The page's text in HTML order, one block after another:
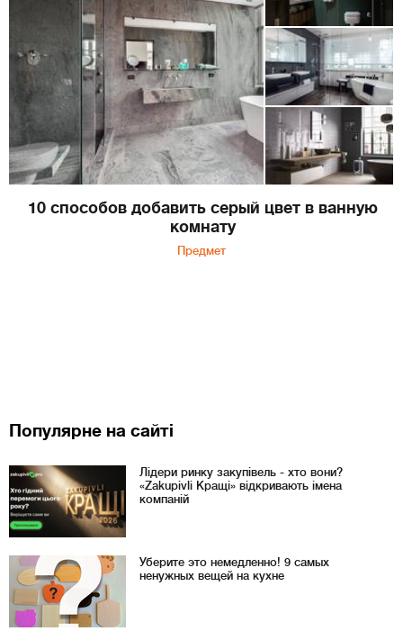
10 способов добавить серый цвет в ванную
комнату
Предмет
Популярне на сайті
Лідери ринку закупівель - хто вони?
«Zakupivli Кращі» відкривають імена
компаній
Уберите это немедленно! 9 самых
ненужных вещей на кухне